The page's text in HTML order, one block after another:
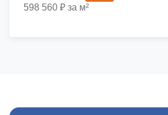
598 560 ₽ за м²